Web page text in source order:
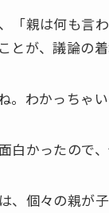
「親は何も言
とが、議論の着
。わかっちゃ
白かったので
、個々の親が